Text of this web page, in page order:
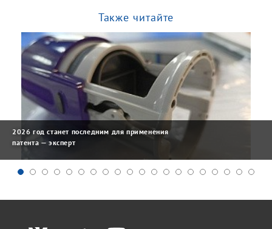
Также читайте
2026 год станет последним для применения
патента — эксперт